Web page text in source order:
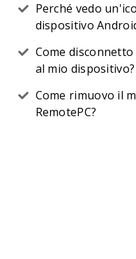
Perché vedo
dispositivo
Come
al mio dispositivo?
Come rimuovo il
RemotePC?